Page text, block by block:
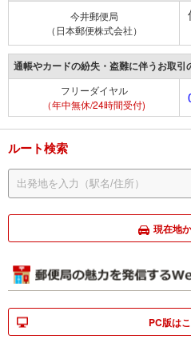
今井郵便局
（日本郵便株式会社）
通帳やカードの紛失・盗難に伴うお取引
フリーダイヤル
（年中無休/24時間受付)
ルート検索
現在地
PC版は